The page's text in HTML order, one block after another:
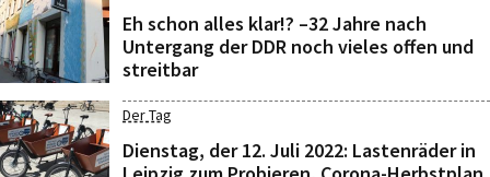
Eh schon alles klar!? –32 Jahre nach
Untergang der DDR noch vieles offen und
streitbar
Der Tag
Dienstag, der 12. Juli 2022: Lastenräder in